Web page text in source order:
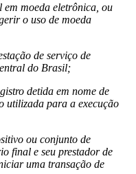
moeda eletrônica, ou
o uso de moeda
de serviço de
do Brasil;
detida em nome de
utilizada para a execução
ou conjunto de
final e seu prestador de
uma transação de